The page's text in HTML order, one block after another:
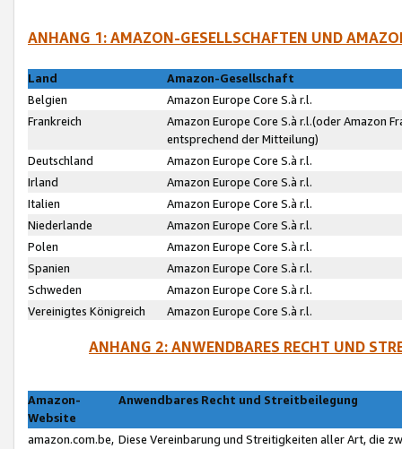
ANHANG 1: AMAZON-GESELLSCHAFTEN UND
Land
Amazon-Gesellschaft
Belgien
Amazon Europe Core S.à r.l.
Frankreich
Amazon Europe Core S.à r.l.(oder Amazon
entsprechend der Mitteilung)
Deutschland
Amazon Europe Core S.à r.l.
Irland
Amazon Europe Core S.à r.l.
Italien
Amazon Europe Core S.à r.l.
Niederlande
Amazon Europe Core S.à r.l.
Polen
Amazon Europe Core S.à r.l.
Spanien
Amazon Europe Core S.à r.l.
Schweden
Amazon Europe Core S.à r.l.
Vereinigtes Königreich
Amazon Europe Core S.à r.l.
ANHANG 2: ANWENDBARES RECHT UND
Amazon-
Website
Anwendbares Recht und Streitbeilegung
amazon.com.be, Diese Vereinbarung und Streitigkeiten aller Art, die